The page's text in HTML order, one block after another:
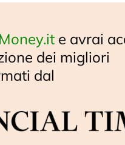
Money.it e avrai
dei migliori
dal